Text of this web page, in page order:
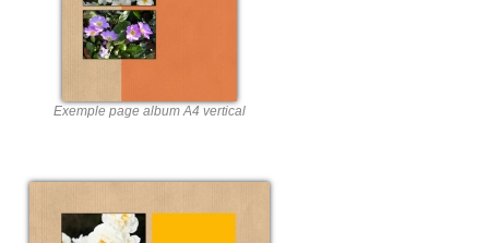
Exemple page album A4 vertical